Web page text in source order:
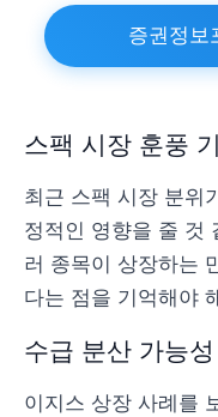
증권정보
스팩 시장 훈풍
최근 스팩 시장 분위
정적인 영향을 줄 것
러 종목이 상장하는
다는 점을 기억해야
수급 분산 가능성
이지스 상장 사례를